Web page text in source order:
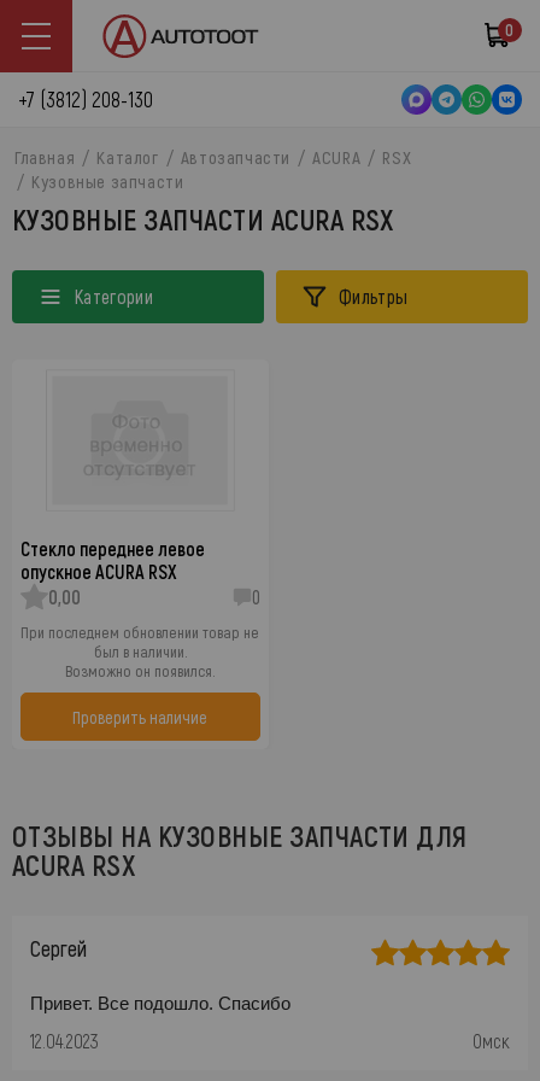
0
+7 (3812) 208-130
Главная Каталог Автозапчасти ACURA
RSX
Кузовные запчасти
КУЗОВНЫЕ ЗАПЧАСТИ ACURA RSX
Категории Фильтры
Стекло переднее левое
опускное ACURA RSX
0,00
0
При последнем обновлении товар не
был в наличии.
Возможно он появился.
Проверить наличие
ОТЗЫВЫ НА КУЗОВНЫЕ ЗАПЧАСТИ ДЛЯ
ACURA RSX
Сергей
Привет. Все подошло. Спасибо
12.04.2023 Омск